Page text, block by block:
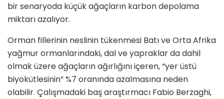
bir senaryoda küçük ağaçların karbon depolama
miktarı azalıyor.
Orman fillerinin neslinin tükenmesi Batı ve Orta Afrika
yağmur ormanlarındaki, dal ve yapraklar da dahil
olmak üzere ağaçların ağırlığını içeren, “yer üstü
biyokütlesinin” %7 oranında azalmasına neden
olabilir. Çalışmadaki baş araştırmacı Fabio Berzaghi,